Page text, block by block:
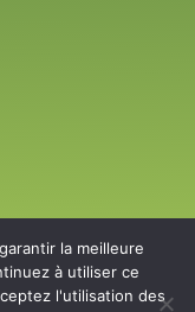
la meilleure
à utiliser ce
l'utilisation des